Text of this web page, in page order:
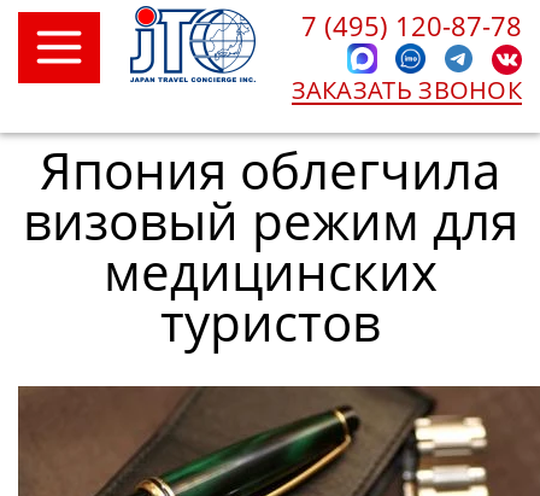
7 (495) 120-87-78
ЗАКАЗАТЬ ЗВОНОК
Япония облегчила
визовый режим для
медицинских
туристов